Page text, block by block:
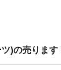
)の売りま